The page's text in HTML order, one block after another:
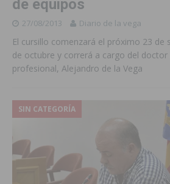
de equipos
27/08/2013 Diario de la vega
El cursillo comenzará el próximo 23 de
de octubre y correrá a cargo del
profesional, Alejandro de la Vega
SIN CATEGORÍA